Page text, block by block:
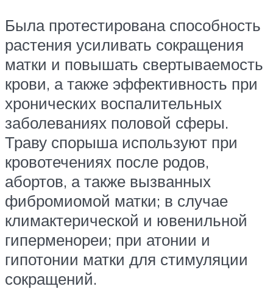
Была протестирована способность
растения усиливать сокращения
матки и повышать свертываемость
крови, а также эффективность при
хронических воспалительных
заболеваниях половой сферы.
Траву спорыша используют при
кровотечениях после родов,
абортов, а также вызванных
фибромиомой матки; в случае
климактерической и ювенильной
гиперменореи; при атонии и
гипотонии матки для стимуляции
сокращений.